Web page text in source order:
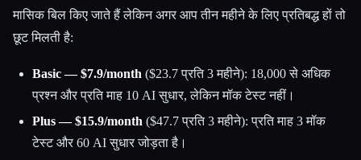
मासिक बिल किए जाते हैं लेकिन अगर आप तीन महीने के लिए प्रतिबद्ध हों तो
छूट मिलती है:
Basic — $7.9/month ($23.7 प्रति 3 महीने): 18,000 से अधिक
प्रश्न और प्रति माह 10 AI सुधार, लेकिन मॉक टेस्ट नहीं।
Plus — $15.9/month ($47.7 प्रति 3 महीने): प्रति माह 3 मॉक
टेस्ट और 60 AI सुधार जोड़ता है।